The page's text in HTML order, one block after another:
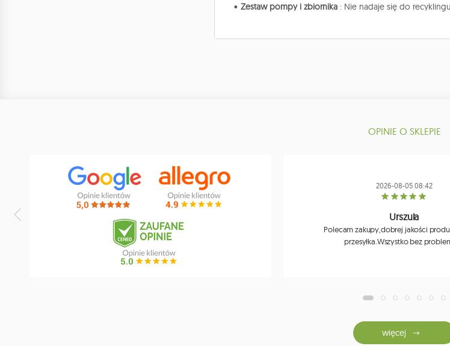
Zestaw pompy i zbiornika : Nie nadaje się do
OPINIE O SKLEPIE
2026-08-05 08:42
Urszula
Polecam zakupy,dobrej jakości
przesyłka.Wszystko bez
więcej